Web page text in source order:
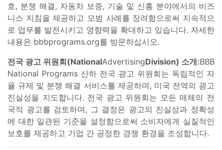
호, 분쟁 해결, 자동차 보증, 기술 및 신흥 분야에서의 비즈
니스 지침을 제공하고 모범 사례를 장려함으로써 지속적으
로 업무를 발전시키고 영향력을 확대하고 있습니다. 자세한
내용은 bbbprograms.org를 방문하십시오.
전국 광고 위원회(NationalAdvertisingDivision) 소개:BBB
National Programs 산하 전국 광고 위원회는 독립적인 자
율 규제 및 분쟁 해결 서비스를 제공하며, 미국 전역의 광고
진실성을 지도합니다. 전국 광고 위원회는 모든 매체의 전
국적 광고를 검토하며, 그 결정은 광고의 진실성과 정확성
에 대한 일관된 기준을 설정함으로써 소비자에게 실질적인
보호를 제공하고 기업 간 공정한 경쟁 환경을 조성합니다.